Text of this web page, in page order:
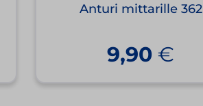
Anturi mittarille 362
9,90 €